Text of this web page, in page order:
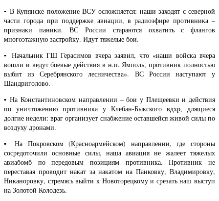
▪️ В Купянске положение ВСУ осложняется: наши заходят с северной
части города при поддержке авиации, в радиоэфире противника –
признаки паники. ВС России стараются охватить с флангов
многоэтажную застройку. Идут тяжелые бои.
▪️ Начальник ГШ Герасимов вчера заявил, что «наши войска вчера
вошли и ведут боевые действия в н.п. Ямполь, противник полностью
выбит из Серебрянского лесничества». ВС России наступают у
Шандриголово.
▪️ На Константиновском направлении – бои у Плещеевки и действия
по уничтожению противника у Клебан-Быкского вдхр, длящиеся
долгие недели: враг организует снабжение оставшейся живой силы по
воздуху дронами.
▪️ На Покровском (Красноармейском) направлении, где стороны
сосредоточили основные силы, наша авиация не жалеет тяжелых
авиабомб по передовым позициям противника. Противник не
переставая проводит накат за накатом на Панковку, Владимировку,
Никаноровку, стремясь выйти к Новоторецкому и срезать наш выступ
на Золотой Колодезь.